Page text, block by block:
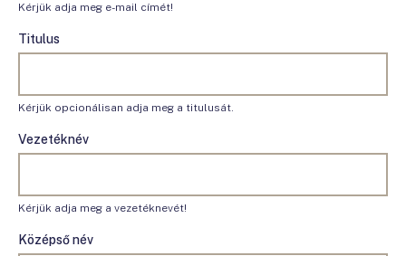
Kérjük adja meg e-mail címét!
Titulus
Kérjük opcionálisan adja meg a titulusát.
Vezetéknév
Kérjük adja meg a vezetéknevét!
Középső név